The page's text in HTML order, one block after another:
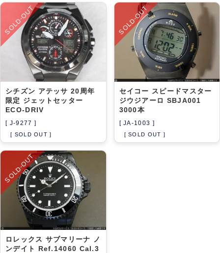
SOLD-OUT
シチズン アテッサ 20周年
限定 ジェットセッター
ECO-DRIV
[ J-9277 ]
[ SOLD OUT ]
SOLD-OUT
セイコー スピードマスター
ジウジアーロ SBJA001
3000本
[ JA-1003 ]
[ SOLD OUT ]
SOLD-OUT
ロレックス サブマリーナ ノ
ンデイト Ref.14060 Cal.3